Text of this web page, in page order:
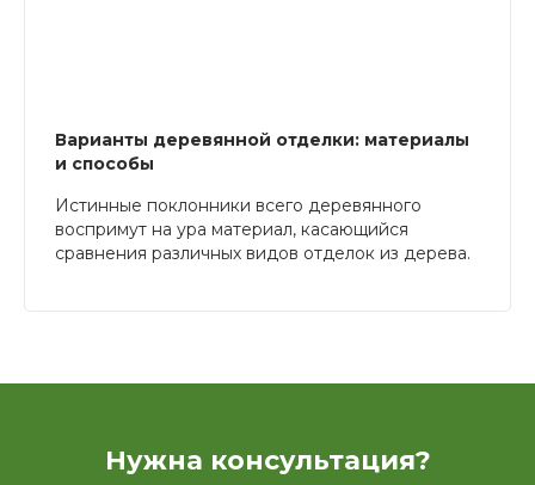
Варианты деревянной отделки: материалы
и способы
Истинные поклонники всего деревянного
воспримут на ура материал, касающийся
сравнения различных видов отделок из дерева.
Нужна консультация?